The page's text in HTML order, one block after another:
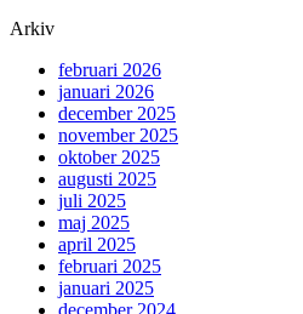
Arkiv
februari 2026
januari 2026
december 2025
november 2025
oktober 2025
augusti 2025
juli 2025
maj 2025
april 2025
februari 2025
januari 2025